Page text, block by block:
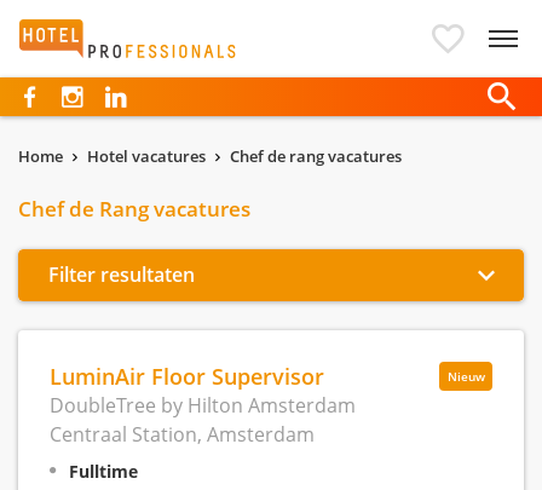
Hotelprofessionals
Home Hotel vacatures Chef de rang vacatures
Chef de Rang vacatures
Filter resultaten
Nieuw
LuminAir Floor Supervisor
DoubleTree by Hilton Amsterdam
Centraal Station, Amsterdam
Fulltime